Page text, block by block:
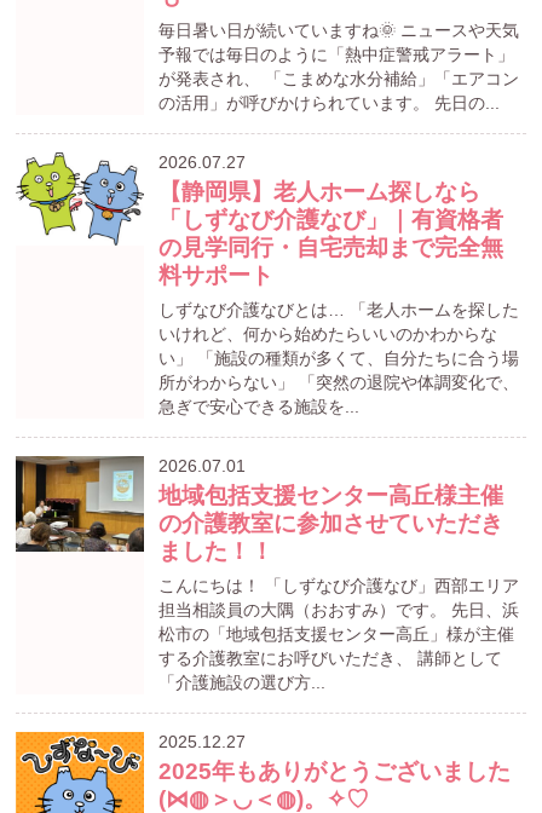
毎日暑い日が続いていますね🌞 ニュースや天気
予報では毎日のように「熱中症警戒アラート」
が発表され、 「こまめな水分補給」「エアコン
の活用」が呼びかけられています。 先日の...
2026.07.27
【静岡県】老人ホーム探しなら
「しずなび介護なび」｜有資格者
の見学同行・自宅売却まで完全無
料サポート
しずなび介護なびとは… 「老人ホームを探した
いけれど、何から始めたらいいのかわからな
い」 「施設の種類が多くて、自分たちに合う場
所がわからない」 「突然の退院や体調変化で、
急ぎで安心できる施設を...
2026.07.01
地域包括支援センター高丘様主催
の介護教室に参加させていただき
ました！！
こんにちは！ 「しずなび介護なび」西部エリア
担当相談員の大隅（おおすみ）です。 先日、浜
松市の「地域包括支援センター高丘」様が主催
する介護教室にお呼びいただき、 講師として
「介護施設の選び方...
2025.12.27
2025年もありがとうございました
(⋈◍＞◡＜◍)。✧♡